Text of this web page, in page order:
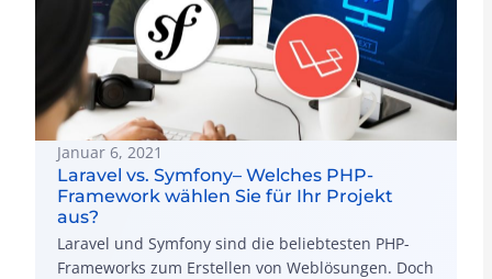
Januar 6, 2021
Laravel vs. Symfony– Welches PHP-
Framework wählen Sie für Ihr Projekt
aus?
Laravel und Symfony sind die beliebtesten PHP-
Frameworks zum Erstellen von Weblösungen. Doch